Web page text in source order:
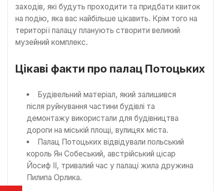
заходів, які будуть проходити та придбати квиток
на подію, яка вас найбільше цікавить. Крім того на
території палацу планують створити великий
музейний комплекс.
Цікаві факти про палац Потоцьких
Будівельний матеріал, який залишився
після руйнування частини будівлі та
демонтажу використали для будівництва
дороги на міській площі, вулицях міста.
Палац Потоцьких відвідували польський
король Ян Собеський, австрійський цісар
Йосиф ІІ, тривалий час у палаці жила дружина
Пилипа Орлика.